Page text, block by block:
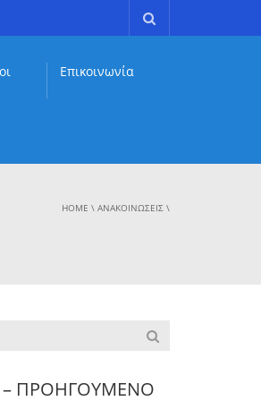
Επικοινωνία
HOME \ ΑΝΑΚΟΙΝΏΣΕΙΣ \
– ΠΡΟΗΓΟΥΜΕΝΟ